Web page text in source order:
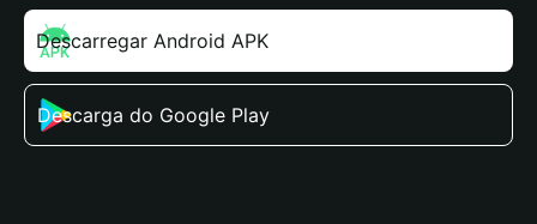
Descarregar Android APK
Descarga do Google Play